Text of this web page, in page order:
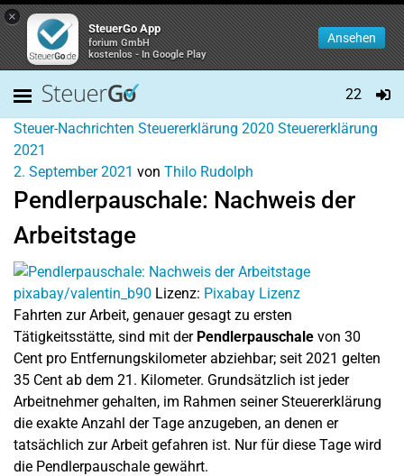
×
SteuerGo App
forium GmbH
kostenlos - In Google Play
Ansehen
22
Steuer-Nachrichten Steuererklärung 2020 Steuererklärung
2021
2. September 2021 von Thilo Rudolph
Pendlerpauschale: Nachweis der
Arbeitstage
pixabay/valentin_b90 Lizenz: Pixabay Lizenz
Fahrten zur Arbeit, genauer gesagt zu ersten
Tätigkeitsstätte, sind mit der Pendlerpauschale von 30
Cent pro Entfernungskilometer abziehbar; seit 2021 gelten
35 Cent ab dem 21. Kilometer. Grundsätzlich ist jeder
Arbeitnehmer gehalten, im Rahmen seiner Steuererklärung
die exakte Anzahl der Tage anzugeben, an denen er
tatsächlich zur Arbeit gefahren ist. Nur für diese Tage wird
die Pendlerpauschale gewährt.